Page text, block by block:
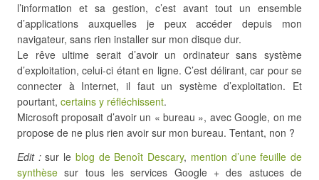
l’information et sa gestion, c’est avant tout un ensemble
d’applications auxquelles je peux accéder depuis mon
navigateur, sans rien installer sur mon disque dur.
Le rêve ultime serait d’avoir un ordinateur sans système
d’exploitation, celui-ci étant en ligne. C’est délirant, car pour se
connecter à Internet, il faut un système d’exploitation. Et
pourtant, certains y réfléchissent.
Microsoft proposait d’avoir un « bureau », avec Google, on me
propose de ne plus rien avoir sur mon bureau. Tentant, non ?
Edit :sur le blog de Benoît Descary, mention d’une feuille de
synthèse sur tous les services Google + des astuces de